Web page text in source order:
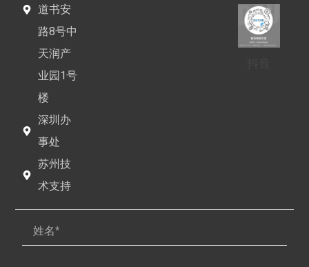
道书安
路8号中
天润产
业园1号
楼
深圳办
事处
苏州技
术支持